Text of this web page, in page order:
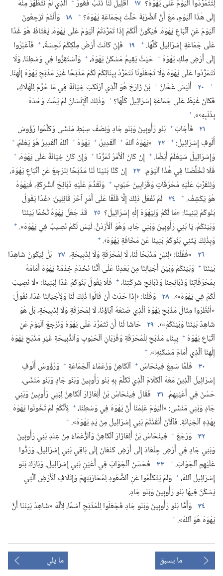
لِتَتَمَرَّدُوا ٱلْيَوْمَ عَلَى يَهْوَهَ؟‏ ١٧ أَقَلِيلٌ لَنَا ذَنْبُ فَغُورَ
ٱلَّذِي لَمْ نَتَطَهَّرْ مِنْهُ
إِلَى هٰذَا ٱلْيَوْمِ،‏ مَعَ أَنَّ ٱلضَّرْبَةَ حَلَّتْ بِجَمَاعَةِ يَهْوَهَ؟‏ + ١٨ وَأَنْتُمْ تَرْجِعُونَ
ٱلْيَوْمَ عَنِ ٱتِّبَاعِ يَهْوَهَ.‏ فَيَكُونُ أَنَّكُمْ إِذَا تَمَرَّدْتُمُ ٱلْيَوْمَ عَلَى يَهْوَهَ،‏ يَغْتَاظُ هُوَ غَدًا
عَلَى جَمَاعَةِ إِسْرَائِيلَ كُلِّهَا.‏ + ١٩ فَإِنْ كَانَتْ أَرْضُ مِلْكِكُمْ نَجِسَةً،‏ + فَٱعْبُرُوا
إِلَى أَرْضِ مِلْكِ يَهْوَهَ + حَيْثُ يُقِيمُ مَسْكَنُ يَهْوَهَ،‏ + وَٱسْتَقِرُّوا فِي وَسْطِنَا،‏ وَلَا
تَتَمَرَّدُوا عَلَى يَهْوَهَ وَلَا تَجْعَلُونَا نَتَمَرَّدُ بِبِنَائِكُمْ لَكُمْ مَذْبَحًا غَيْرَ مَذْبَحِ يَهْوَهَ إِلٰهِنَا.‏
+ ٢٠ أَلَيْسَ عَخَانُ + بْنُ زَارَحَ هُوَ ٱلَّذِي ٱرْتَكَبَ خِيَانَةً فِي مَا حُرِّمَ لِلْهَلَاكِ،‏
فَكَانَ غَيْظٌ عَلَى جَمَاعَةِ إِسْرَائِيلَ كُلِّهَا؟‏ + وَذٰلِكَ ٱلْإِنْسَانُ لَمْ يَمُتْ وَحْدَهُ
بِذَنْبِهِ›».‏ +
٢١ فَأَجَابَ + بَنُو رَأُوبِينَ وَبَنُو جَادٍ وَنِصْفُ سِبْطِ مَنَسَّى وَكَلَّمُوا رُؤُوسَ
أُلُوفِ إِسْرَائِيلَ:‏ + ٢٢ ‏«يَهْوَهُ ٱللهُ + ٱلْقَدِيرُ،‏ + يَهْوَهُ + ٱللهُ ٱلْقَدِيرُ هُوَ يَعْلَمُ،‏ +
وَإِسْرَائِيلُ سَيَعْلَمُ أَيْضًا.‏ + إِنْ كَانَ ٱلْأَمْرُ تَمَرُّدًا + وَإِنْ كَانَ خِيَانَةً عَلَى يَهْوَهَ،‏ +
فَلَا تُخَلِّصْنَا فِي هٰذَا ٱلْيَوْمِ.‏ ٢٣ إِنْ كُنَّا بَنَيْنَا لَنَا مَذْبَحًا لِنَرْجِعَ عَنِ ٱتِّبَاعِ يَهْوَهَ،‏
وَلِنُقَرِّبَ عَلَيْهِ مُحْرَقَاتٍ وَقَرَابِينَ حُبُوبٍ + وَنُقَدِّمَ عَلَيْهِ ذَبَائِحَ ٱلشَّرِكَةِ،‏ فَيَهْوَهُ
هُوَ يَكْشِفُ.‏ + ٢٤ لَمْ نَفْعَلْ ذٰلِكَ إِلَّا قَلَقًا عَلَى أَمْرٍ آخَرَ قَائِلِينَ:‏ ‹غَدًا يَقُولُ
بَنُوكُمْ لِبَنِينَا:‏ «مَا لَكُمْ وَلِيَهْوَهَ إِلٰهِ إِسْرَائِيلَ؟‏ ٢٥ قَدْ جَعَلَ يَهْوَهُ تُخْمًا بَيْنَنَا
وَبَيْنَكُمْ،‏ يَا بَنِي رَأُوبِينَ وَبَنِي جَادٍ،‏ وَهُوَ ٱلْأُرْدُنُّ.‏ لَيْسَ لَكُمْ نَصِيبٌ فِي يَهْوَهَ».‏ +
وَبِذٰلِكَ يَثْنِي بَنُوكُمْ بَنِينَا عَنْ مَخَافَةِ يَهْوَهَ›.‏ +
٢٦ ‏«فَقُلْنَا:‏ ‹لِنَبْنِ مَذْبَحًا لَنَا،‏ لَا لِمُحْرَقَةٍ وَلَا لِذَبِيحَةٍ،‏ ٢٧ بَلْ لِيَكُونَ شَاهِدًا
بَيْنَنَا + وَبَيْنَكُمْ وَبَيْنَ أَجْيَالِنَا مِنْ بَعْدِنَا عَلَى أَنَّنَا نَخْدُمُ خِدْمَةَ يَهْوَهَ أَمَامَهُ
بِمُحْرَقَاتِنَا وَذَبَائِحِنَا وَذَبَائِحِ شَرِكَتِنَا،‏ + فَلَا يَقُولُ بَنُوكُمْ غَدًا لِبَنِينَا:‏ «لَا نَصِيبَ
لَكُمْ فِي يَهْوَهَ»›.‏ ٢٨ وَقُلْنَا:‏ ‹إِذَا حَدَثَ أَنْ قَالُوا ذٰلِكَ لَنَا وَلِأَجْيَالِنَا غَدًا،‏ نَقُولُ:‏
«اُنْظُرُوا مِثَالَ مَذْبَحِ يَهْوَهَ ٱلَّذِي صَنَعَهُ آبَاؤُنَا،‏ لَا لِمُحْرَقَةٍ وَلَا لِذَبِيحَةٍ،‏ بَلْ هُوَ
شَاهِدٌ بَيْنَنَا وَبَيْنَكُمْ»›.‏ ٢٩ حَاشَا لَنَا أَنْ نَتَمَرَّدَ عَلَى يَهْوَهَ وَنَرْجِعَ ٱلْيَوْمَ عَنِ
ٱتِّبَاعِ يَهْوَهَ + بِبِنَاءِ مَذْبَحٍ لِلْمُحْرَقَةِ وَقُرْبَانِ ٱلْحُبُوبِ وَٱلذَّبِيحَةِ غَيْرِ مَذْبَحِ يَهْوَهَ
إِلٰهِنَا ٱلَّذِي أَمَامَ مَسْكَنِهِ!‏».‏ +
٣٠ فَلَمَّا سَمِعَ فِينْحَاسُ + ٱلْكَاهِنُ وَزُعَمَاءُ ٱلْجَمَاعَةِ + وَرُؤُوسُ أُلُوفِ
إِسْرَائِيلَ ٱلَّذِينَ مَعَهُ ٱلْكَلَامَ ٱلَّذِي تَكَلَّمَ بِهِ بَنُو رَأُوبِينَ وَبَنُو جَادٍ وَبَنُو مَنَسَّى،‏
حَسُنَ فِي أَعْيُنِهِمْ.‏ ٣١ فَقَالَ فِينْحَاسُ بْنُ أَلِعَازَارَ ٱلْكَاهِنُ لِبَنِي رَأُوبِينَ وَبَنِي
جَادٍ وَبَنِي مَنَسَّى:‏ «اَلْيَوْمَ عَلِمْنَا أَنَّ يَهْوَهَ فِي وَسْطِنَا،‏ + لِأَنَّكُمْ لَمْ تَخُونُوا يَهْوَهَ
بِهٰذِهِ ٱلْخِيَانَةِ.‏ فَٱلْآنَ أَنْقَذْتُمْ بَنِي إِسْرَائِيلَ مِنْ يَدِ يَهْوَهَ».‏ +
٣٢ وَرَجَعَ + فِينْحَاسُ بْنُ أَلِعَازَارَ ٱلْكَاهِنُ وَٱلزُّعَمَاءُ مِنْ عِنْدِ بَنِي رَأُوبِينَ
وَبَنِي جَادٍ فِي أَرْضِ جِلْعَادَ إِلَى أَرْضِ كَنْعَانَ إِلَى بَاقِي بَنِي إِسْرَائِيلَ،‏ وَرَدُّوا
عَلَيْهِمِ ٱلْجَوَابَ.‏ + ٣٣ فَحَسُنَ ٱلْجَوَابُ فِي أَعْيُنِ بَنِي إِسْرَائِيلَ،‏ وَبَارَكَ بَنُو
إِسْرَائِيلَ ٱللهَ،‏ + وَلَمْ يَتَكَلَّمُوا عَنِ ٱلصُّعُودِ لِمُحَارَبَتِهِمْ وَإِتْلَافِ ٱلْأَرْضِ ٱلَّتِي
يَسْكُنُ فِيهَا بَنُو رَأُوبِينَ وَبَنُو جَادٍ.‏
٣٤ وَأَمَّا بَنُو رَأُوبِينَ وَبَنُو جَادٍ فَجَعَلُوا لِلْمَذْبَحِ ٱسْمًا،‏ لِأَنَّهُ «شَاهِدٌ بَيْنَنَا أَنَّ
يَهْوَهَ هُوَ ٱللهُ».‏ +
ما يسبق ما يلي